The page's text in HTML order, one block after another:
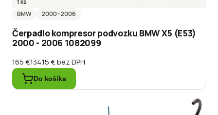
BMW
2000–2006
Čerpadlo kompresor podvozku BMW X5 (E53)
2000 - 2006 1082099
165 €134.15 €bez DPH
Do košíka